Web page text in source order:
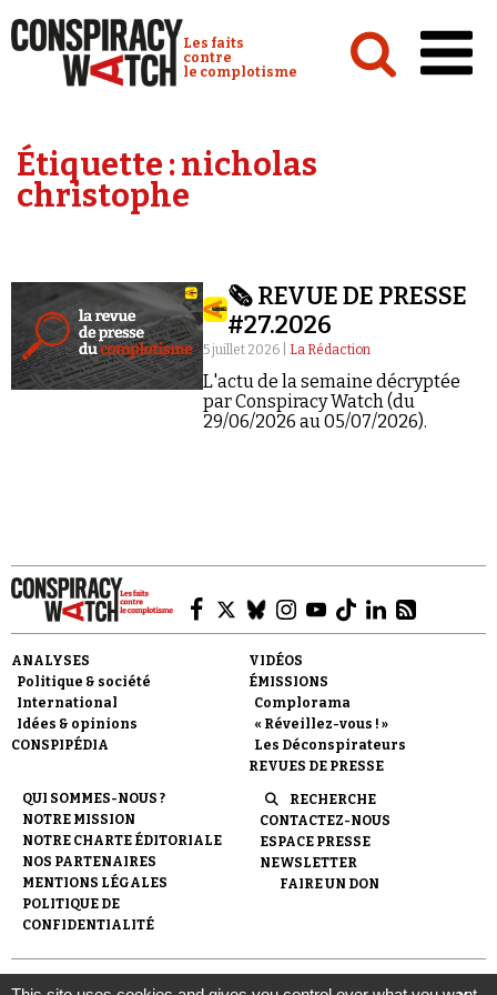
Conspiracy Watch :
Les faits
contre
le complotisme
Analyses
Émissions
Revues de presse
Faire un don
Demander à Vera
Étiquette :nicholas
christophe
🗞️ REVUE DE PRESSE
#27.2026
5 juillet 2026 | La Rédaction
L'actu de la semaine décryptée
par Conspiracy Watch (du
29/06/2026 au 05/07/2026).
ANALYSES
Politique & société
International
Idées & opinions
CONSPIPÉDIA
VIDÉOS
ÉMISSIONS
Complorama
« Réveillez-vous ! »
Les Déconspirateurs
REVUES DE PRESSE
QUI SOMMES-NOUS ?
NOTRE MISSION
NOTRE CHARTE ÉDITORIALE
NOS PARTENAIRES
MENTIONS LÉGALES
POLITIQUE DE
CONFIDENTIALITÉ
RECHERCHE
CONTACTEZ-NOUS
ESPACE PRESSE
NEWSLETTER
FAIRE UN DON
© 2007- 2026 Conspiracy Watch | Une réalisation de